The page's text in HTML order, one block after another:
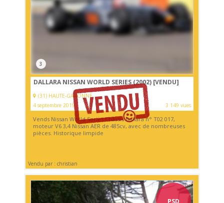
3
DALLARA NISSAN WORLD SERIES (2002) [VENDU]
(31) HAUTE-GARONNE
4 septembre 2019
3 149 vues
Vends Nissan World Series Châssis Dallara n° T02 017,
moteur V6 3,4 Nissan AER de 485cv, avec de nombreuses
pièces. Historique limpide
Vendu par : christian
PSD